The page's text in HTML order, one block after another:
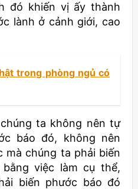
đó khiến vị ấy thành
lành ở cảnh giới, cao
trong phòng ngủ có
ta không nên tự
báo đó, không nên
mà chúng ta phải biến
việc làm cụ thể,
biến phước báo đó